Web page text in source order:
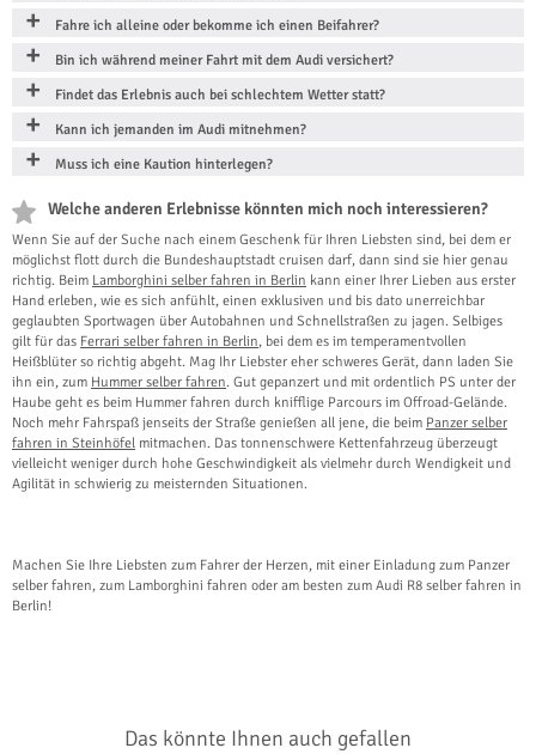
Fahre ich alleine oder bekomme ich einen Beifahrer?
Bin ich während meiner Fahrt mit dem Audi versichert?
Findet das Erlebnis auch bei schlechtem Wetter statt?
Kann ich jemanden im Audi mitnehmen?
Muss ich eine Kaution hinterlegen?
Welche anderen Erlebnisse könnten mich noch interessieren?
Wenn Sie auf der Suche nach einem Geschenk für Ihren Liebsten sind, bei dem er
möglichst flott durch die Bundeshauptstadt cruisen darf, dann sind sie hier genau
richtig. Beim Lamborghini selber fahren in Berlin kann einer Ihrer Lieben aus erster
Hand erleben, wie es sich anfühlt, einen exklusiven und bis dato unerreichbar
geglaubten Sportwagen über Autobahnen und Schnellstraßen zu jagen. Selbiges
gilt für das Ferrari selber fahren in Berlin, bei dem es im temperamentvollen
Heißblüter so richtig abgeht. Mag Ihr Liebster eher schweres Gerät, dann laden Sie
ihn ein, zum Hummer selber fahren. Gut gepanzert und mit ordentlich PS unter der
Haube geht es beim Hummer fahren durch knifflige Parcours im Offroad-Gelände.
Noch mehr Fahrspaß jenseits der Straße genießen all jene, die beim Panzer selber
fahren in Steinhöfel mitmachen. Das tonnenschwere Kettenfahrzeug überzeugt
vielleicht weniger durch hohe Geschwindigkeit als vielmehr durch Wendigkeit und
Agilität in schwierig zu meisternden Situationen.
Machen Sie Ihre Liebsten zum Fahrer der Herzen, mit einer Einladung zum Panzer
selber fahren, zum Lamborghini fahren oder am besten zum Audi R8 selber fahren in
Berlin!
Das könnte Ihnen auch gefallen